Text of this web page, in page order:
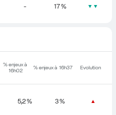
- 17 % ▼▼
% enjeux à
16h02
% enjeux à 16h37 Evolution
5,2 % 3 % ▲